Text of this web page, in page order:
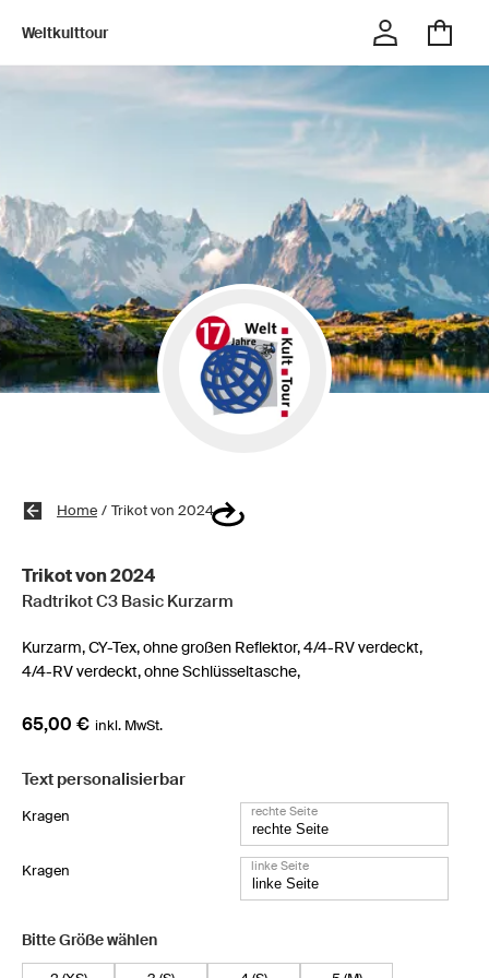
Weltkulttour
Home / Trikot von 2024
Trikot von 2024
Radtrikot C3 Basic Kurzarm
Kurzarm,CY-Tex,ohne großen Reflektor,4/4-RV verdeckt,
4/4-RV verdeckt,ohne Schlüsseltasche,
65,00 € inkl. MwSt.
Text personalisierbar
Kragen rechte Seite
Kragen linke Seite
Bitte Größe wählen